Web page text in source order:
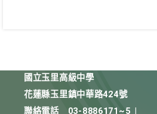
國立玉里高級中學
花蓮縣玉里鎮中華路424號
聯絡電話
03-8886171~5